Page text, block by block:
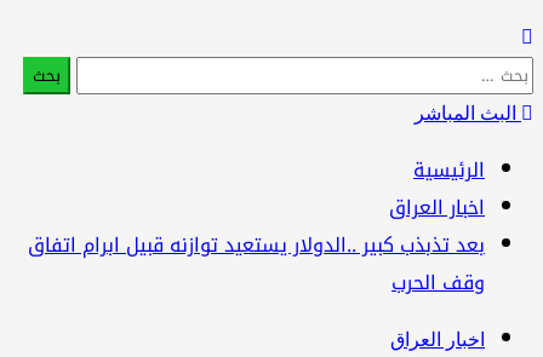
البث المباشر
الرئيسية
اخبار العراق
بعد تذبذب كبير ..الدولار يستعيد توازنه قبيل ابرام اتفاق
وقف الحرب
اخبار العراق